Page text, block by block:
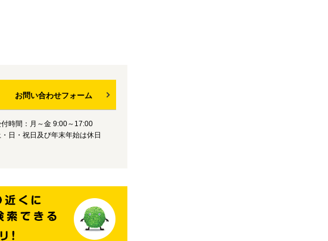
お問い合わせフォーム
時間：月～金 9:00～17:00
日・祝日及び年末年始は休日